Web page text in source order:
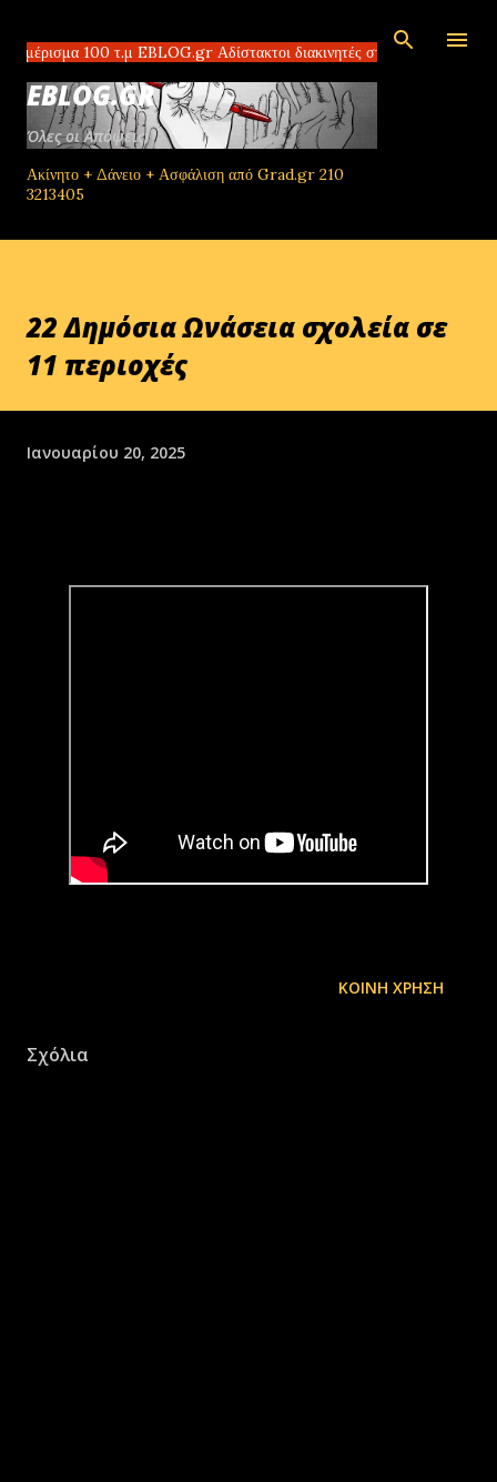
EBLOG.gr Αδίστακτοι διακινητές στο Τομπρούκ της
EBLOG.GR
Όλες οι Απόψεις!
Ακίνητο + Δάνειο + Ασφάλιση από Grad.gr 210
3213405
22 Δημόσια Ωνάσεια σχολεία σε
11 περιοχές
Ιανουαρίου 20, 2025
ΚΟΙΝΉ ΧΡΉΣΗ
Σχόλια